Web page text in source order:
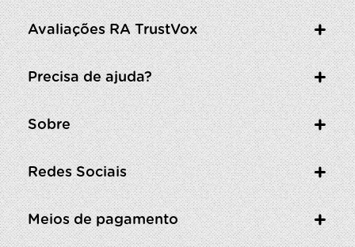
Avaliações RA TrustVox
Precisa de ajuda?
Sobre
Redes Sociais
Meios de pagamento